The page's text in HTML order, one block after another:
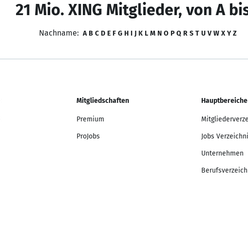
21 Mio. XING Mitglieder, von A
Nachname: A B C D E F G H I J K L M N O P Q R S T U V W X Y Z
Mitgliedschaften
Premium
ProJobs
Hauptbereiche
Jobs
Unternehmen